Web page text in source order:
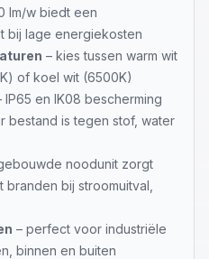
lm/w biedt een
bij lage energiekosten
– kies tussen warm wit
of koel wit (6500K)
IP65 en IK08 bescherming
bestand is tegen stof, water
noodunit zorgt
bij stroomuitval,
– perfect voor industriële
binnen en buiten